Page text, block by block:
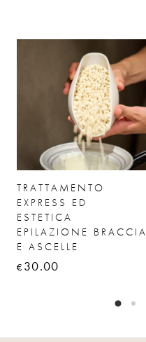
TRATTAMENTO
EXPRESS ED
ESTETICA
EPILAZIONE BRACCIA
E ASCELLE
€ 30.00